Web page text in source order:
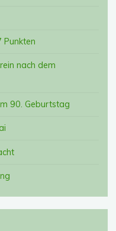
Punkten
nach dem
90. Geburtstag